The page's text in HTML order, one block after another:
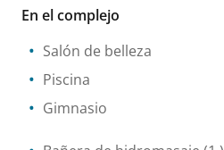
En el complejo
Salón de belleza
Piscina
Gimnasio